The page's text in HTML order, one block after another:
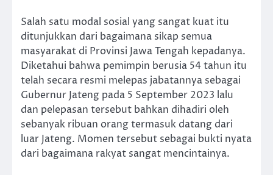
Salah satu modal sosial yang sangat kuat itu
ditunjukkan dari bagaimana sikap semua
masyarakat di Provinsi Jawa Tengah kepadanya.
Diketahui bahwa pemimpin berusia 54 tahun itu
telah secara resmi melepas jabatannya sebagai
Gubernur Jateng pada 5 September 2023 lalu
dan pelepasan tersebut bahkan dihadiri oleh
sebanyak ribuan orang termasuk datang dari
luar Jateng. Momen tersebut sebagai bukti nyata
dari bagaimana rakyat sangat mencintainya.